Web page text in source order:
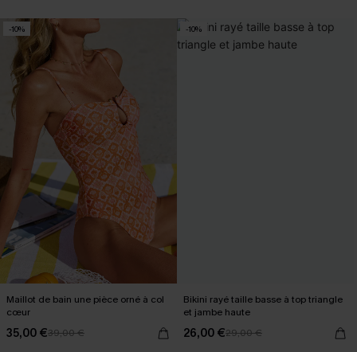
-10%
Maillot de bain une pièce orné à col
cœur
35,00 €39,00 €
-10%
Bikini rayé taille basse à top triangle
et jambe haute
26,00 €29,00 €